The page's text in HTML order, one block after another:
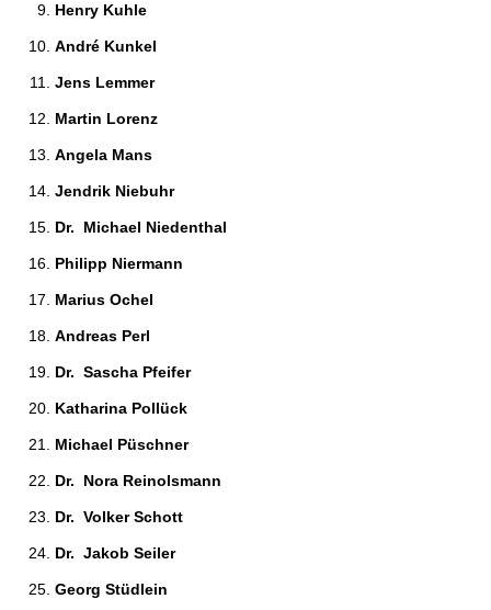
Henry Kuhle
André Kunkel
Jens Lemmer
Martin Lorenz
Angela Mans
Jendrik Niebuhr
Dr.  Michael Niedenthal
Philipp Niermann
Marius Ochel
Andreas Perl
Dr.  Sascha Pfeifer
Katharina Pollück
Michael Püschner
Dr.  Nora Reinolsmann
Dr.  Volker Schott
Dr.  Jakob Seiler
Georg Stüdlein